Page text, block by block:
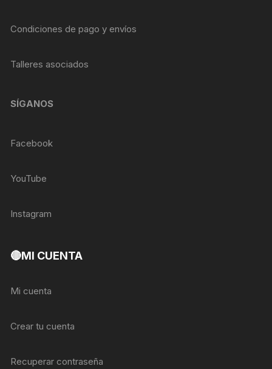
Condiciones de pago y envíos
Talleres asociados
SÍGANOS
Facebook
YouTube
Instagram
🔴MI CUENTA
Mi cuenta
Crear tu cuenta
Recuperar contraseña